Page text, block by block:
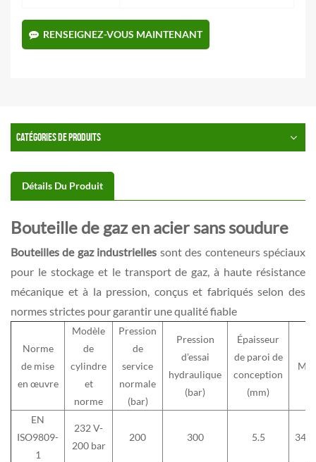
RENSEIGNEZ-VOUS MAINTENANT
CATÉGORIES DE PRODUITS
Détails Du Produit
Bouteille de gaz en acier sans soudure
Bouteilles de gaz industrielles sont des conteneurs spéciaux
pour le stockage et le transport de gaz, à haute résistance
mécanique et à la pression, conçus et fabriqués selon des
normes strictes pour garantir une qualité fiable
Norme
de mise
en œuvre
Modèle
de
cylindre
et
norme
Pression
de
service
normale
(bar)
Pression
d'essai
hydraulique
(bar)
Épaisseur
de paroi de
conception
(mm)
EN
ISO9809-
1
232 V-
200 bar
200 300 5.5